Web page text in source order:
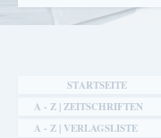
STARTSEITE
A - Z | ZEITSCHRIFTEN
A - Z | VERLAGSLISTE